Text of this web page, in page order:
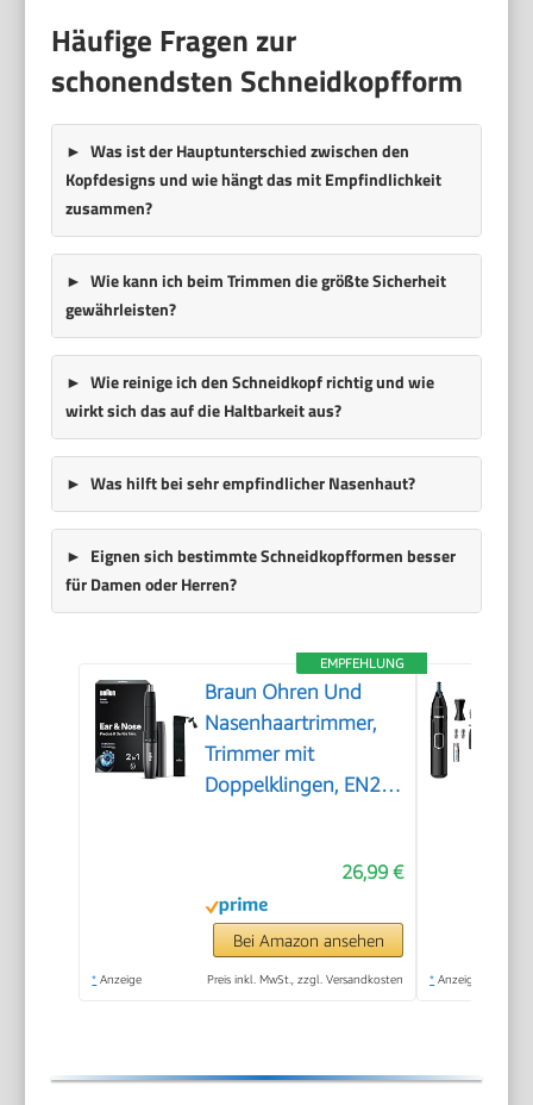
Häufige Fragen zur
schonendsten Schneidkopfform
Was ist der Hauptunterschied zwischen den
Kopfdesigns und wie hängt das mit Empfindlichkeit
zusammen?
Wie kann ich beim Trimmen die größte Sicherheit
gewährleisten?
Wie reinige ich den Schneidkopf richtig und wie
wirkt sich das auf die Haltbarkeit aus?
Was hilft bei sehr empfindlicher Nasenhaut?
Eignen sich bestimmte Schneidkopfformen besser
für Damen oder Herren?
EMPFEHLUNG
Braun Ohren Und
Nasenhaartrimmer,
Trimmer mit
Doppelklingen, EN21,
26,99 €
Bei Amazon ansehen
* Anzeige Preis inkl. MwSt., zzgl. Versandkosten * Anzeige